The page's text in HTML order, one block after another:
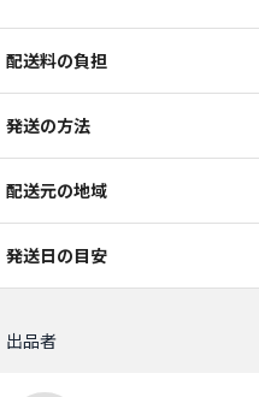
配送料の負担
発送の方法
配送元の地域
発送日の目安
出品者